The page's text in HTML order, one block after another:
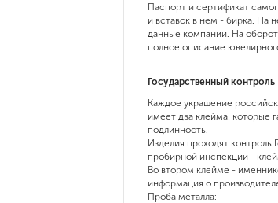
Паспорт и сертификат
и вставок в нем - бирка. На
данные компании. На
полное описание
Государственный контроль
Каждое украшение
имеет два клейма, которые
подлинность.
Изделия проходят контроль
пробирной инспекции -
Во втором клейме -
информация о
Проба металла: